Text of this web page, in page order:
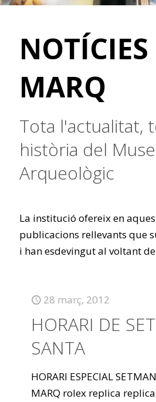
NOTÍCIES
MARQ
Tota l'actualitat,
història del
Arqueològic
La institució ofereix en
publicacions rellevants que
i han esdevingut al voltant
28 març, 2012
HORARI DE
SANTA
HORARI ESPECIAL
MARQ rolex replica